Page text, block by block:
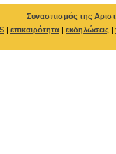
Συνασπισμός της
| επικαιρότητα | εκδηλώσεις |